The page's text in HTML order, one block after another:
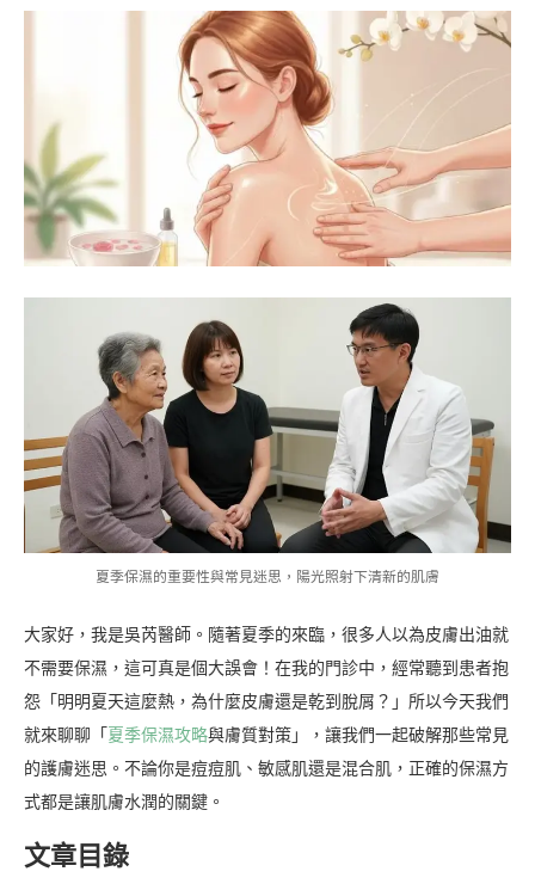
夏季保濕的重要性與常見迷思，陽光照射下清新的肌膚
大家好，我是吳芮醫師。隨著夏季的來臨，很多人以為皮膚出油就
不需要保濕，這可真是個大誤會！在我的門診中，經常聽到患者抱
怨「明明夏天這麼熱，為什麼皮膚還是乾到脫屑？」所以今天我們
就來聊聊「 夏季保濕攻略與膚質對策」，讓我們一起破解那些常見
的護膚迷思。不論你是痘痘肌、敏感肌還是混合肌，正確的保濕方
式都是讓肌膚水潤的關鍵。
文章目錄